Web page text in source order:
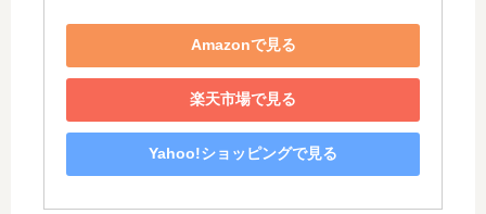
Amazonで見る
楽天市場で見る
Yahoo!ショッピングで見る